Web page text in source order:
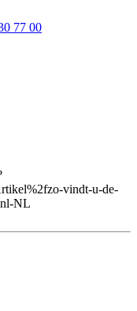
77 00
vindt-u-de-
NL